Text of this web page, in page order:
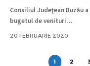
Consiliul Judeţean Buzău
bugetul de venituri…
20 FEBRUARIE 2020
1 2